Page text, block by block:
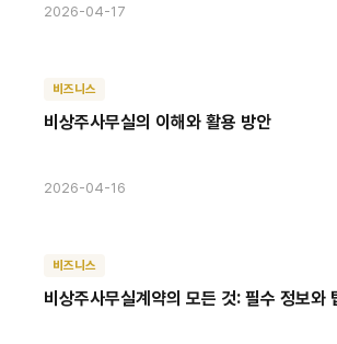
2026-04-17
비즈니스
비상주사무실의 이해와 활용 방안
2026-04-16
비즈니스
비상주사무실계약의 모든 것: 필수 정보와